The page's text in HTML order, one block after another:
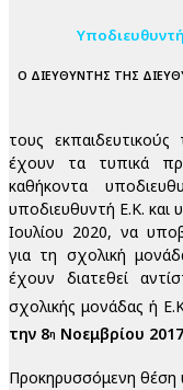
Ο ΔΙΕΥΘΥΝΤΗΣ ΤΗΣ
τους
έχουν τα τυπικά
καθήκοντα
υποδιευθυντή Ε.Κ. και
Ιουλίου 2020, να
για τη σχολική
έχουν διατεθεί
σχολικής μονάδας ή
την 8η Νοεμβρίου
Προκηρυσσόμενη θέση